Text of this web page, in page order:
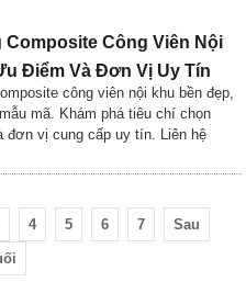
Công Viên Nội
Điểm Và Đơn Vị Uy Tín
công viên nội khu bền đẹp,
mã. Khám phá tiêu chí chọn
đơn vị cung cấp uy tín. Liên hệ
4 5 6 7 Sau